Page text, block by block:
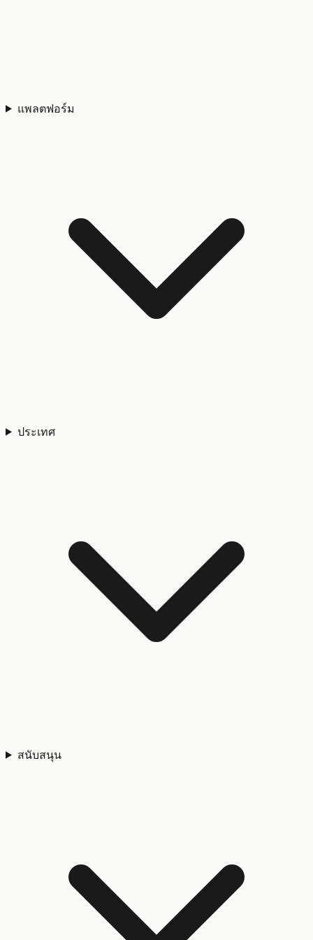
แพลตฟอร์ม
ประเทศ
สนับสนุน